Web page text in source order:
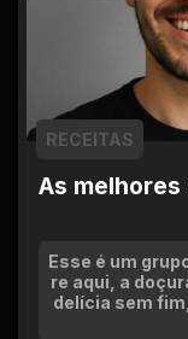
As
RECEITAS
Esse é um
re aqui, a
delícia sem